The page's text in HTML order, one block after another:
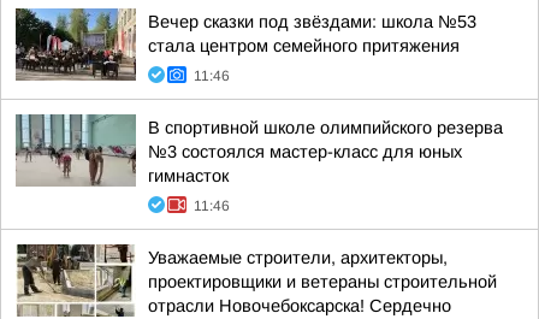
Вечер сказки под звёздами: школа №53
стала центром семейного притяжения
11:46
В спортивной школе олимпийского резерва
№3 состоялся мастер-класс для юных
гимнасток
11:46
Уважаемые строители, архитекторы,
проектировщики и ветераны строительной
отрасли Новочебоксарска! Сердечно